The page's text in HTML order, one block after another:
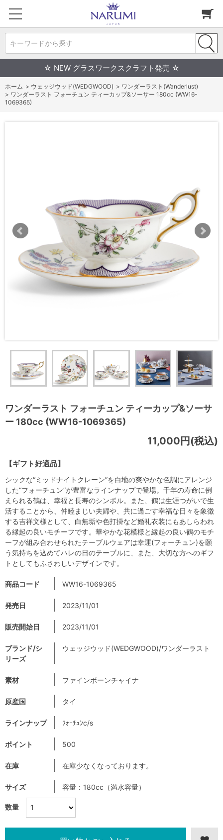
キーワードから探す
☆ NEW グラスワークスクラフト発売 ☆
ホーム > ウェッジウッド(WEDGWOOD) > ワンダーラスト(Wanderlust)
> ワンダーラスト フォーチュン ティーカップ&ソーサー 180cc (WW16-
1069365)
ワンダーラスト フォーチュン ティーカップ&ソーサ
ー 180cc (WW16-1069365)
【ギフト好適品】
11,000円(税込)
数量
商品コード WW16-1069365
発売日 2023/11/01
販売開始日 2023/11/01
ブランド/シ
リーズ
ウェッジウッド(WEDGWOOD)/ワンダーラスト
素材 ファインボーンチャイナ
原産国 タイ
ラインナップ ﾌｫｰﾁｭﾝc/s
ポイント 500
在庫 在庫少なくなっております。
サイズ 容量：180cc（満水容量）
シックな“ミッドナイトクレーン”を白地の爽やかな色調にアレンジ
した“フォーチュン”が豊富なラインナップで登場。千年の寿命に例
えられる鶴は、幸福と長寿のシンボル。また、鶴は生涯つがいで生
活することから、仲睦まじい夫婦や、共に過ごす幸福な日々を象徴
する吉祥文様として、白無垢や色打掛など婚礼衣装にもあしらわれ
る縁起の良いモチーフです。華やかな花模様と縁起の良い鶴のモチ
ーフが組み合わせられたテーブルウェアは幸運(フォーチュン)を願
う気持ちを込めてハレの日のテーブルに、また、大切な方へのギフ
トとしてもふさわしいデザインです。